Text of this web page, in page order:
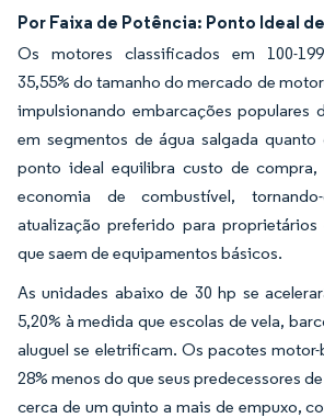
Por Faixa de Potência: Ponto Ideal
Os motores classificados em 100-
35,55% do tamanho do mercado de
impulsionando embarcações populares
em segmentos de água salgada quanto
ponto ideal equilibra custo de
economia de combustível,
atualização preferido para
que saem de equipamentos básicos.
As unidades abaixo de 30 hp se
5,20% à medida que escolas de vela,
aluguel se eletrificam. Os pacotes
28% menos do que seus predecessores
cerca de um quinto a mais de empuxo,